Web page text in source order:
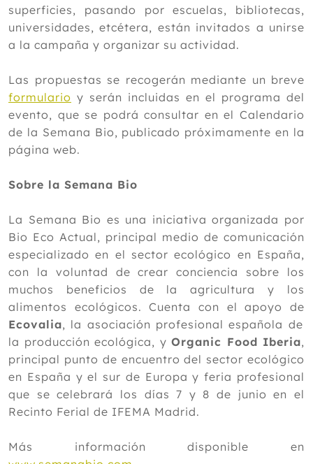
superficies, pasando por escuelas, bibliotecas,
universidades, etcétera, están invitados a unirse
a la campaña y organizar su actividad.
Las propuestas se recogerán mediante un breve
formulario y serán incluidas en el programa del
evento, que se podrá consultar en el Calendario
de la Semana Bio, publicado próximamente en la
página web.
Sobre la Semana Bio
La Semana Bio es una iniciativa organizada por
Bio Eco Actual, principal medio de comunicación
especializado en el sector ecológico en España,
con la voluntad de crear conciencia sobre los
muchos beneficios de la agricultura y los
alimentos ecológicos. Cuenta con el apoyo de
Ecovalia, la asociación profesional española de
la producción ecológica, y Organic Food Iberia,
principal punto de encuentro del sector ecológico
en España y el sur de Europa y feria profesional
que se celebrará los días 7 y 8 de junio en el
Recinto Ferial de IFEMA Madrid.
Más información disponible en